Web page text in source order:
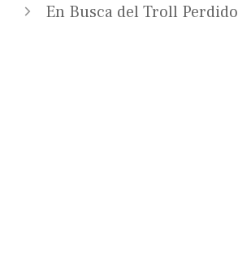
En Busca del Troll Perdido